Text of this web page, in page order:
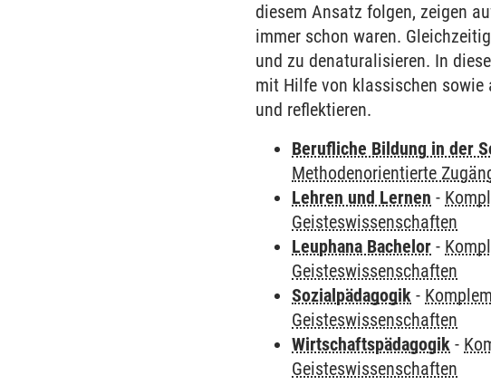
diesem Ansatz folgen, zeigen
immer schon waren.
und zu denaturalisieren. In
mit Hilfe von klassischen sowie
und reflektieren.
Berufliche Bildung in der
Methodenorientierte
Lehren und Lernen -
Geisteswissenschaften
Leuphana Bachelor -
Geisteswissenschaften
Sozialpädagogik -
Geisteswissenschaften
Wirtschaftspädagogik -
Geisteswissenschaften